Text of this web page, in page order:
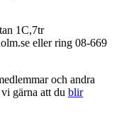
1C,7tr
eller ring 08-669
och andra
gärna att du blir